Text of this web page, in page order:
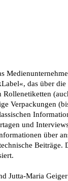
das über
Rollenetiketten
Verpackungen
und
über
Beiträge.
Jutta-Maria